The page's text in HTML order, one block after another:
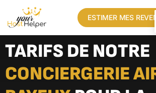
ESTIMER MES
TARIFS DE NOTRE
CONCIERGERIE